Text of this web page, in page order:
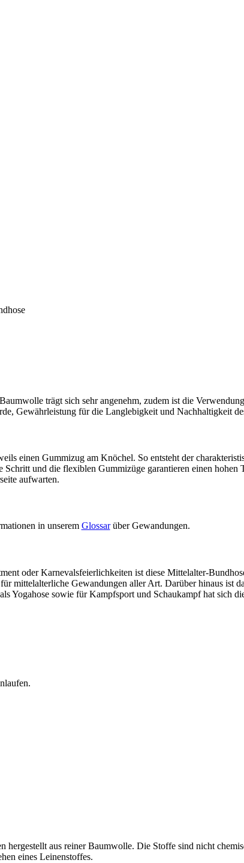
trägt sich sehr angenehm, zudem ist die
Gewährleistung für die Langlebigkeit und Nachhaltigkeit
einen Gummizug am Knöchel. So entsteht der
und die flexiblen Gummizüge garantieren einen
aufwarten.
in unserem Glossarüber Gewandungen.
oder Karnevalsfeierlichkeiten ist diese Mittelalter-
mittelalterliche Gewandungen aller Art. Darüber hinaus
Yogahose sowie für Kampfsport und Schaukampf hat sich
aus reiner Baumwolle. Die Stoffe sind nicht
eines Leinenstoffes.